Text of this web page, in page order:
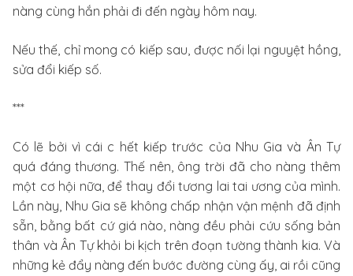
nàng cùng hắn phải đi đến ngày hôm nay.
Nếu thế, chỉ mong có kiếp sau, được nối lại nguyệt hồng,
sửa đổi kiếp số.
***
Có lẽ bởi vì cái c hết kiếp trước của Nhu Gia và Ân Tự
quá đáng thương. Thế nên, ông trời đã cho nàng thêm
một cơ hội nữa, để thay đổi tương lai tai ương của mình.
Lần này, Nhu Gia sẽ không chấp nhận vận mệnh đã định
sẵn, bằng bất cứ giá nào, nàng đều phải cứu sống bản
thân và Ân Tự khỏi bi kịch trên đoạn tường thành kia. Và
những kẻ đẩy nàng đến bước đường cùng ấy, ai rồi cũng